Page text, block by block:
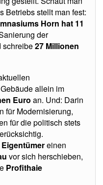
Betriebs stellt man fest:
Horn hat 11
der
schreibe27 Millionen
allein im
Euro an. Und: Darin
für Modernisierung,
für die politisch stets
Eigentümereinen
vor sich herschieben,
Profithaie